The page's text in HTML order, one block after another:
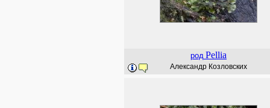
род Pellia
Александр Козловских